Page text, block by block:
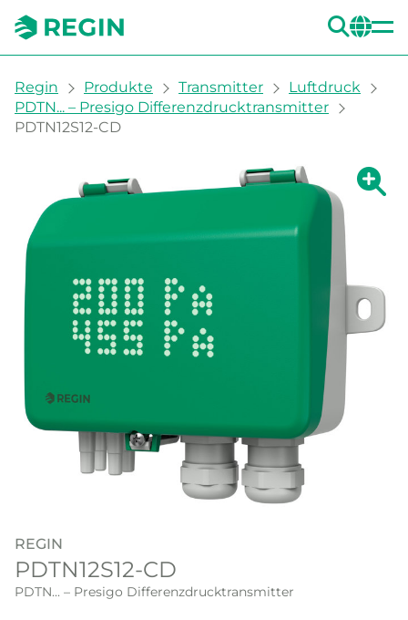
You are here:
Regin Produkte Transmitter
Luftdruck
PDTN... – Presigo Differenzdrucktransmitter
PDTN12S12-CD
Zeige
REGIN
PDTN12S12-CD
PDTN... – Presigo Differenzdrucktransmitter